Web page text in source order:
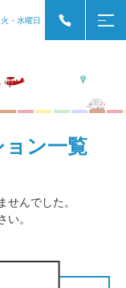
・水曜日
ン一覧
せんでした。
い。